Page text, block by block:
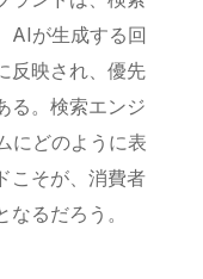
AIが生成する回
反映され、優先
る。検索エンジ
にどのように表
こそが、消費者
るだろう。